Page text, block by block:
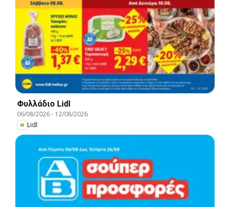
Φυλλάδιο Lidl
06/08/2026- 12/08/2026
Lidl